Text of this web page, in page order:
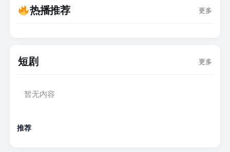
热播推荐 更多
短剧 更多
暂无内容
推荐